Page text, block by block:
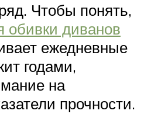
Чтобы понять,
обивки диванов
ежедневные
годами,
на
прочности.